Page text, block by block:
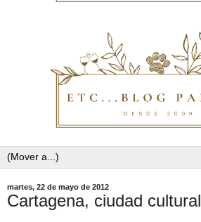
martes, 22 de mayo de 2012
Cartagena, ciudad cultural